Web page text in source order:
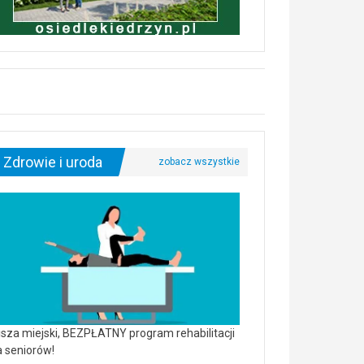
Zdrowie i uroda
miejski, BEZPŁATNY program rehabilitacji
seniorów!